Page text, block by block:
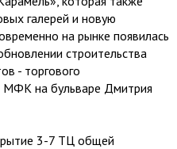
галерей и новую
на рынке появилась
строительства
- торгового
МФК на бульваре Дмитрия
3-7 ТЦ общей